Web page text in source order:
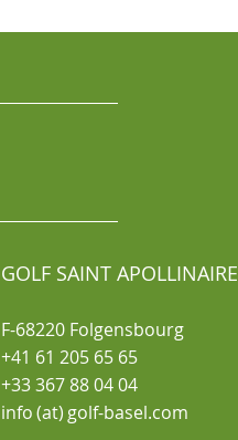
GOLF SAINT APOLLINAIRE
F-68220 Folgensbourg
+41 61 205 65 65
+33 367 88 04 04
info (at) golf-basel.com